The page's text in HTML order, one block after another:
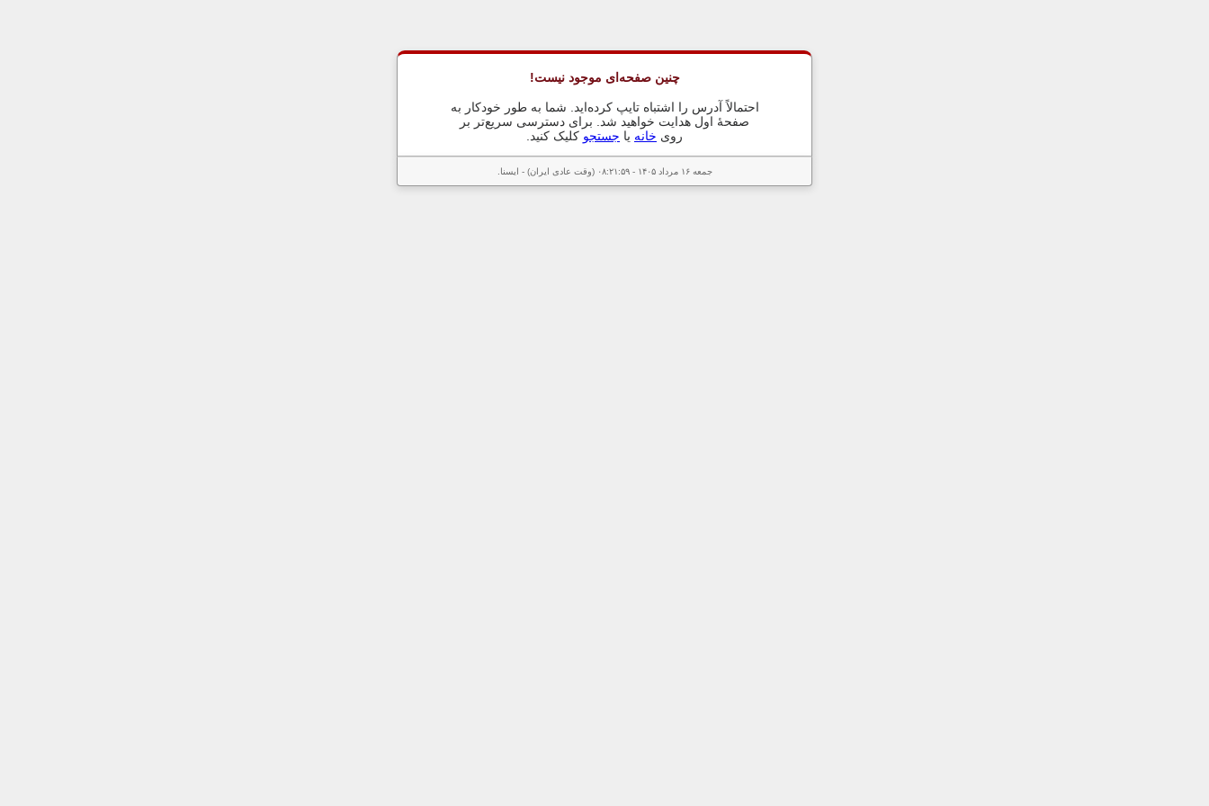
چنین صفحه‌ای موجود نیست!
احتمالاً آدرس را اشتباه تایپ کرده‌اید. شما به طور خودکار به
صفحهٔ اول هدایت خواهید شد. برای دسترسی سریع‌تر بر
روی خانه یا جستجو کلیک کنید.
جمعه ۱۶ مرداد ۱۴۰۵ - ۰۸:۲۱:۵۹ (وقت عادی ایران) - ایسنا.